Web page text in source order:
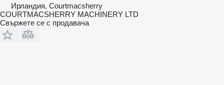
Ирландия, Courtmacsherry
COURTMACSHERRY MACHINERY LTD
Свържете се с продавача